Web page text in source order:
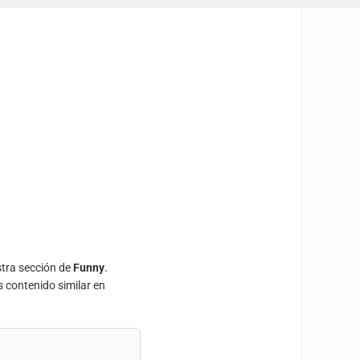
sección de Funny.
contenido similar en